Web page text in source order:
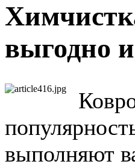
выгодно
выполняют